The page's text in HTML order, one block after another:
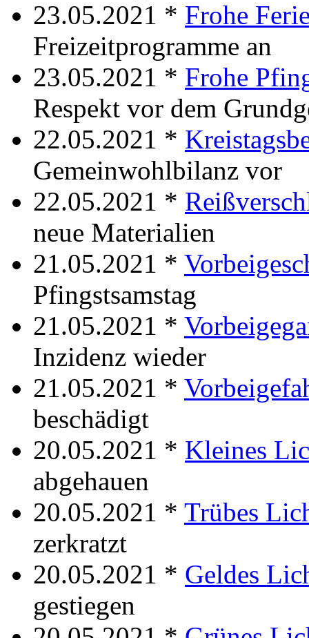
23.05.2021 * Frohe
Freizeitprogramme an
23.05.2021 * Frohe
Respekt vor dem
22.05.2021 *
Gemeinwohlbilanz vor
22.05.2021 *
neue Materialien
21.05.2021 *
Pfingstsamstag
21.05.2021 *
Inzidenz wieder
21.05.2021 *
beschädigt
20.05.2021 * Kleines
abgehauen
20.05.2021 * Trübes
zerkratzt
20.05.2021 * Geldes
gestiegen